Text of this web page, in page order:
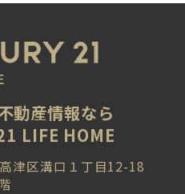
動産情報なら
LIFE HOME
津区溝口１丁目12-18